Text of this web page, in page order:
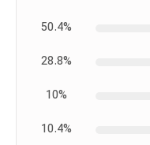
50.4%
28.8%
10%
10.4%